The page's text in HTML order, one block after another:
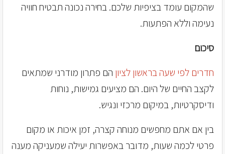
שהמקום עומד בציפיות שלכם. בחירה נכונה תבטיח חוויה
נעימה וללא הפתעות.
סיכום
חדרים לפי שעה בראשון לציון הם פתרון מודרני שמתאים
לקצב החיים של היום. הם מציעים גמישות, נוחות
ודיסקרטיות, במיקום מרכזי ונגיש.
בין אם אתם מחפשים מנוחה קצרה, זמן איכות או מקום
פרטי לכמה שעות, מדובר באפשרות יעילה שמעניקה מענה